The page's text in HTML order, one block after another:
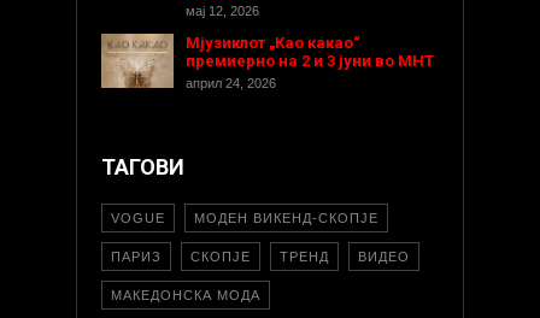
мај 12, 2026
Мјузиклот „Као какао“
премиерно на 2 и 3 јуни во МНТ
април 24, 2026
ТАГОВИ
VOGUE МОДЕН ВИКЕНД-СКОПЈЕ
ПАРИЗ СКОПЈЕ ТРЕНД ВИДЕО
МАКЕДОНСКА МОДА